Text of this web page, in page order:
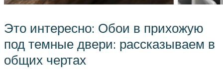
Это интересно: Обои в прихожую
под темные двери: рассказываем в
общих чертах